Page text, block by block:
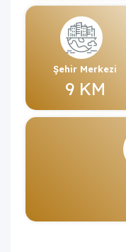
Şehir Merkezi
9 KM